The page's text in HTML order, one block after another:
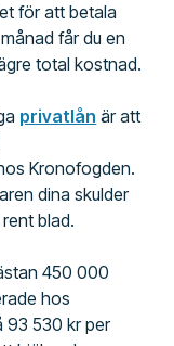
för att betala
får du en
total kostnad.
privatlån är att
Kronofogden.
dina skulder
blad.
450 000
hos
93 530 kr per